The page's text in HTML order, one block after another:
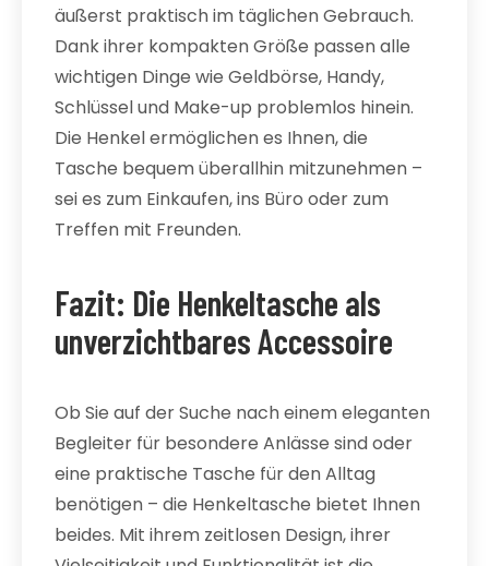
äußerst praktisch im täglichen Gebrauch.
Dank ihrer kompakten Größe passen alle
wichtigen Dinge wie Geldbörse, Handy,
Schlüssel und Make-up problemlos hinein.
Die Henkel ermöglichen es Ihnen, die
Tasche bequem überallhin mitzunehmen –
sei es zum Einkaufen, ins Büro oder zum
Treffen mit Freunden.
Fazit: Die Henkeltasche als
unverzichtbares Accessoire
Ob Sie auf der Suche nach einem eleganten
Begleiter für besondere Anlässe sind oder
eine praktische Tasche für den Alltag
benötigen – die Henkeltasche bietet Ihnen
beides. Mit ihrem zeitlosen Design, ihrer